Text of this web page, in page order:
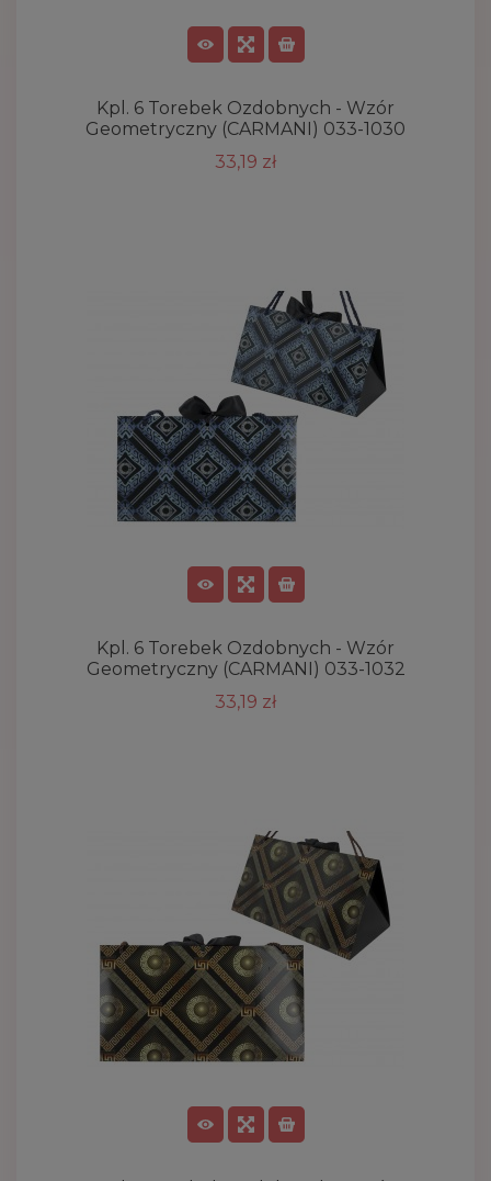
Kpl. 6 Torebek Ozdobnych - Wzór
Geometryczny (CARMANI) 033-1030
33,19 zł
Kpl. 6 Torebek Ozdobnych - Wzór
Geometryczny (CARMANI) 033-1032
33,19 zł